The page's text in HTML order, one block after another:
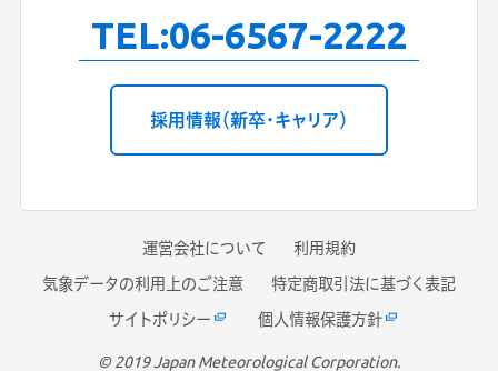
TEL:06-6567-2222
採用情報（新卒・キャリア）
運営会社について
利用規約
気象データの利用上のご注意
特定商取引法に基づく表記
サイトポリシー
個人情報保護方針
© 2019 Japan Meteorological Corporation.